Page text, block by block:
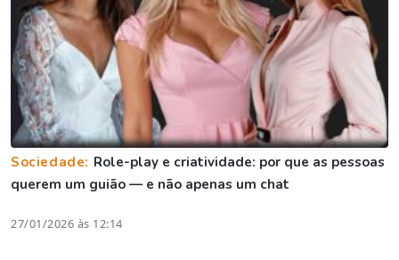
Sociedade: Role-play e criatividade: por que as pessoas
querem um guião — e não apenas um chat
27/01/2026 às 12:14